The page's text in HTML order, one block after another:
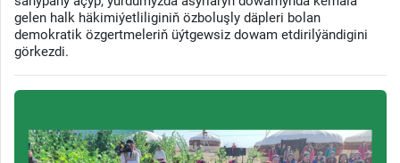
gelen halk häkimiýetliliginiň özboluşly däpleri bolan
demokratik özgertmeleriň üýtgewsiz dowam etdirilýändigini
görkezdi.